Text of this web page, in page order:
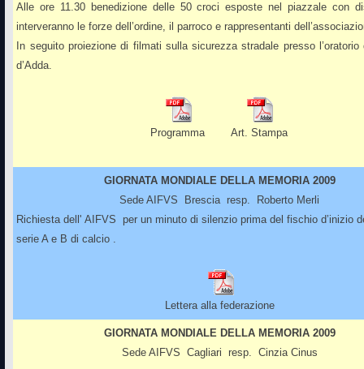
Alle ore 11.30 benedizione delle 50 croci esposte nel piazzale con
interveranno le forze dell’ordine, il parroco e rappresentanti
In seguito proiezione di filmati sulla sicurezza stradale presso l’oratorio
d’Adda.
Programma Art. Stampa
GIORNATA MONDIALE DELLA MEMORIA 2009
Sede AIFVS Brescia resp. Roberto Merli
Richiesta dell' AIFVS per un minuto di silenzio prima del fischio d’inizio
serie A e B di calcio .
Lettera alla federazione
GIORNATA MONDIALE DELLA MEMORIA 2009
Sede AIFVS Cagliari resp. Cinzia Cinus